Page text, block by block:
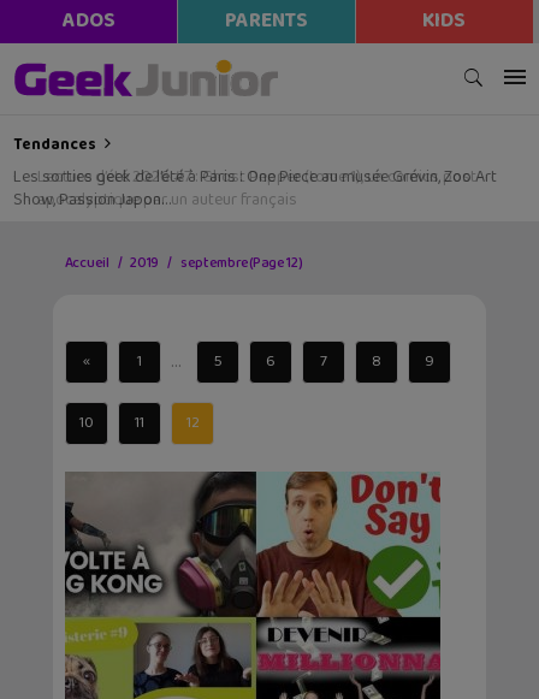
ADOS PARENTS KIDS
Tendances
Les sorties geek de l’été à Paris : One Piece au musée Grévin, Zoo Art
Show, Passion Japon…
Accueil 2019 septembre(Page 12)
« 1 ... 5 6 7 8 9
10 11 12